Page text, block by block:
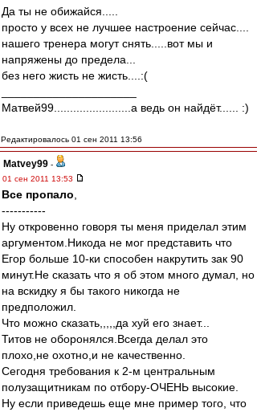
Да ты не обижайся.....
просто у всех не лучшее настроение сейчас....
нашего тренера могут снять.....вот мы и
напряжены до предела...
без него жисть не жисть....:(
Матвей99........................а ведь он найдёт...... :)
Редактировалось 01 сен 2011 13:56
Matvey99 -
01 сен 2011 13:53
Все пропало
-----------
Ну откровенно говоря ты меня приделал этим
аргументом.Никода не мог представить что
Егор больше 10-ки способен накрутить зак 90
минут.Не сказать что я об этом много думал, но
на вскидку я бы такого никогда не
предположил.
Что можно сказать,,,,,да хуй его знает...
Титов не оборонялся.Всегда делал это
плохо,не охотно,и не качественно.
Сегодня требования к 2-м центральным
полузащитникам по отбору-ОЧЕНЬ высокие.
Ну если приведешь еще мне пример того, что